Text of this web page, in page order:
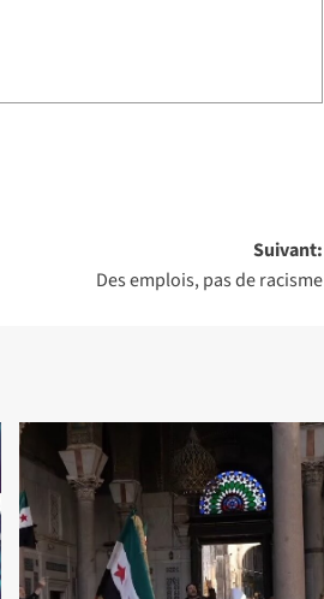
Suivant:
Des emplois, pas de racisme